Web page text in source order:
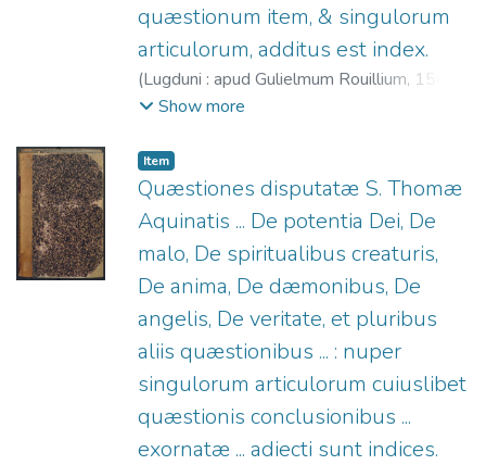
quæstionum item, & singulorum
articulorum, additus est index.
(Lugduni : apud Gulielmum Rouillium, 1588
Tomás de Aquino, Santo, 1225?-1274.
Guillaume, 1518?-1589.
Show more
Item
Quæstiones disputatæ S. Thomæ
Aquinatis ... De potentia Dei, De
malo, De spiritualibus creaturis,
De anima, De dæmonibus, De
angelis, De veritate, et pluribus
aliis quæstionibus ... : nuper
singulorum articulorum cuiuslibet
quæstionis conclusionibus ...
exornatæ ... adiecti sunt indices.